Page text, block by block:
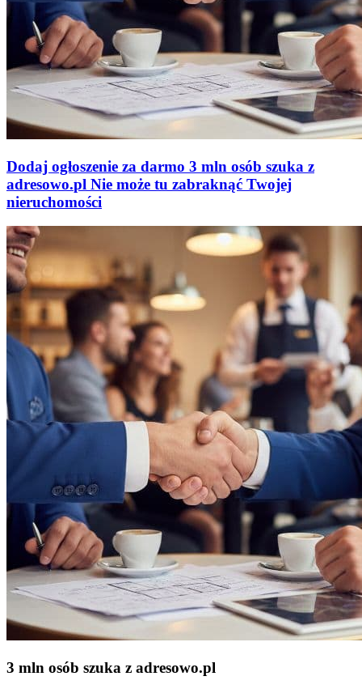
Dodaj ogłoszenie za darmo 3 mln osób szuka z
adresowo.pl Nie może tu zabraknąć Twojej
nieruchomości
3 mln osób szuka z adresowo.pl